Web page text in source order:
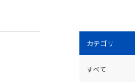
カテゴリ
すべて